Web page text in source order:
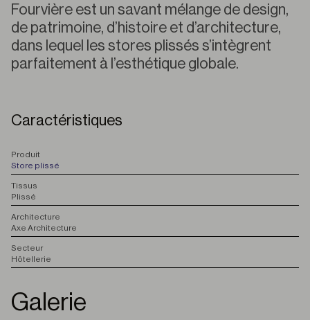
Fourvière est un savant mélange de design,
de patrimoine, d’histoire et d’architecture,
dans lequel les stores plissés s’intègrent
parfaitement à l’esthétique globale.
Caractéristiques
Produit
Store plissé
Tissus
Plissé
Architecture
Axe Architecture
Secteur
Hôtellerie
Galerie